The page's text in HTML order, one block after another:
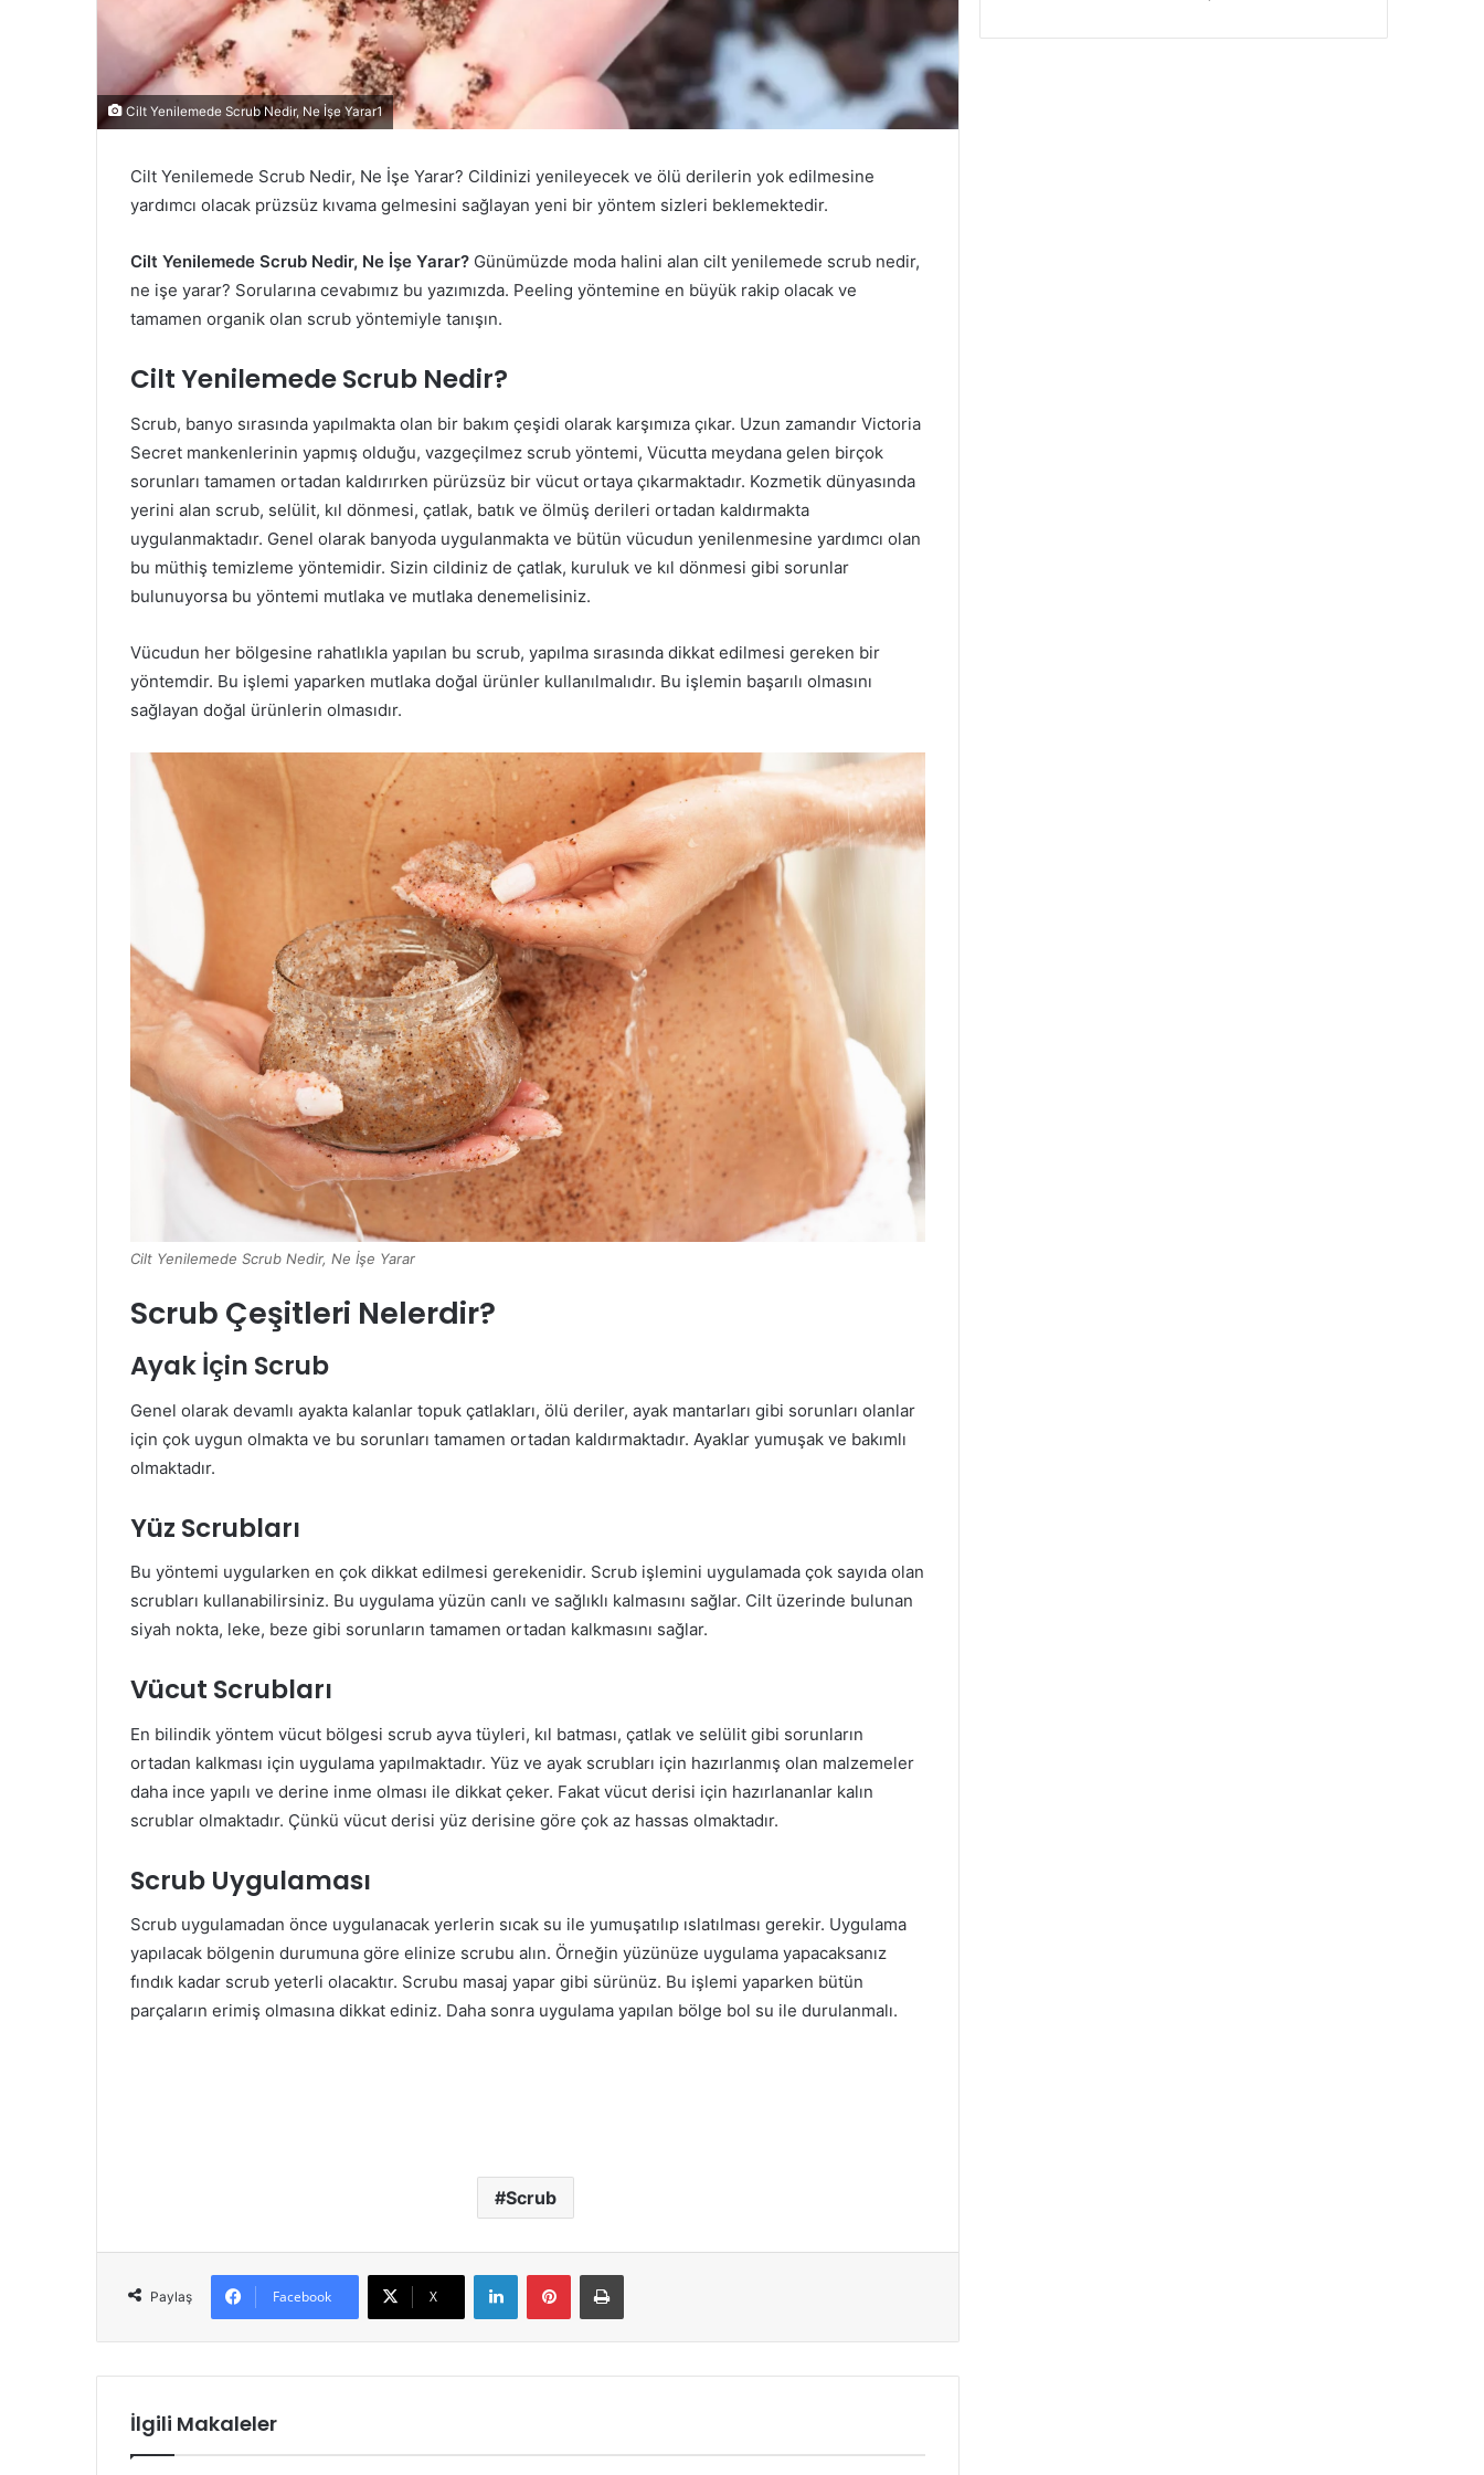
Cilt Yenilemede Scrub Nedir, Ne İşe Yarar1
Cilt Yenilemede Scrub Nedir, Ne İşe Yarar? Cildinizi yenileyecek ve ölü derilerin yok edilmesine
yardımcı olacak prüzsüz kıvama gelmesini sağlayan yeni bir yöntem sizleri beklemektedir.
Cilt Yenilemede Scrub Nedir, Ne İşe Yarar? Günümüzde moda halini alan cilt yenilemede scrub nedir,
ne işe yarar? Sorularına cevabımız bu yazımızda. Peeling yöntemine en büyük rakip olacak ve
tamamen organik olan scrub yöntemiyle tanışın.
Cilt Yenilemede Scrub Nedir?
Scrub, banyo sırasında yapılmakta olan bir bakım çeşidi olarak karşımıza çıkar. Uzun zamandır Victoria
Secret mankenlerinin yapmış olduğu, vazgeçilmez scrub yöntemi, Vücutta meydana gelen birçok
sorunları tamamen ortadan kaldırırken pürüzsüz bir vücut ortaya çıkarmaktadır. Kozmetik dünyasında
yerini alan scrub, selülit, kıl dönmesi, çatlak, batık ve ölmüş derileri ortadan kaldırmakta
uygulanmaktadır. Genel olarak banyoda uygulanmakta ve bütün vücudun yenilenmesine yardımcı olan
bu müthiş temizleme yöntemidir. Sizin cildiniz de çatlak, kuruluk ve kıl dönmesi gibi sorunlar
bulunuyorsa bu yöntemi mutlaka ve mutlaka denemelisiniz.
Vücudun her bölgesine rahatlıkla yapılan bu scrub, yapılma sırasında dikkat edilmesi gereken bir
yöntemdir. Bu işlemi yaparken mutlaka doğal ürünler kullanılmalıdır. Bu işlemin başarılı olmasını
sağlayan doğal ürünlerin olmasıdır.
Cilt Yenilemede Scrub Nedir, Ne İşe Yarar
Scrub Çeşitleri Nelerdir?
Ayak İçin Scrub
Genel olarak devamlı ayakta kalanlar topuk çatlakları, ölü deriler, ayak mantarları gibi sorunları olanlar
için çok uygun olmakta ve bu sorunları tamamen ortadan kaldırmaktadır. Ayaklar yumuşak ve bakımlı
olmaktadır.
Yüz Scrubları
Bu yöntemi uygularken en çok dikkat edilmesi gerekenidir. Scrub işlemini uygulamada çok sayıda olan
scrubları kullanabilirsiniz. Bu uygulama yüzün canlı ve sağlıklı kalmasını sağlar. Cilt üzerinde bulunan
siyah nokta, leke, beze gibi sorunların tamamen ortadan kalkmasını sağlar.
Vücut Scrubları
En bilindik yöntem vücut bölgesi scrub ayva tüyleri, kıl batması, çatlak ve selülit gibi sorunların
ortadan kalkması için uygulama yapılmaktadır. Yüz ve ayak scrubları için hazırlanmış olan malzemeler
daha ince yapılı ve derine inme olması ile dikkat çeker. Fakat vücut derisi için hazırlananlar kalın
scrublar olmaktadır. Çünkü vücut derisi yüz derisine göre çok az hassas olmaktadır.
Scrub Uygulaması
Scrub uygulamadan önce uygulanacak yerlerin sıcak su ile yumuşatılıp ıslatılması gerekir. Uygulama
yapılacak bölgenin durumuna göre elinize scrubu alın. Örneğin yüzünüze uygulama yapacaksanız
fındık kadar scrub yeterli olacaktır. Scrubu masaj yapar gibi sürünüz. Bu işlemi yaparken bütün
parçaların erimiş olmasına dikkat ediniz. Daha sonra uygulama yapılan bölge bol su ile durulanmalı.
Scrub
Paylaş Facebook X
LinkedInPinterestYazdır
İlgili Makaleler